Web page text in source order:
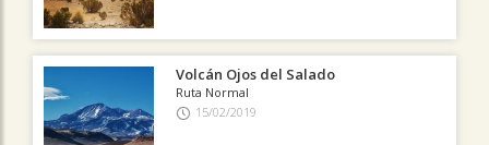
Volcán Ojos del Salado
Ruta Normal
15/02/2019